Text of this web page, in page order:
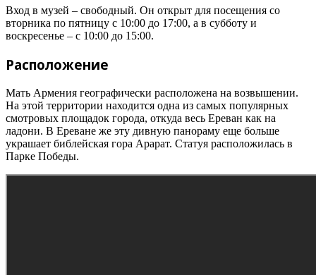
Вход в музей – свободный. Он открыт для посещения со
вторника по пятницу с 10:00 до 17:00, а в субботу и
воскресенье – с 10:00 до 15:00.
Расположение
Мать Армения географически расположена на возвышении.
На этой территории находится одна из самых популярных
смотровых площадок города, откуда весь Ереван как на
ладони. В Ереване же эту дивную панораму еще больше
украшает библейская гора Арарат. Статуя расположилась в
Парке Победы.